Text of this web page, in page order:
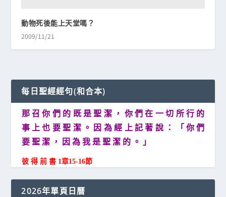
動物死後能上天堂嗎？
2009/11/21
每日聖經經句(和合本)
那 召 你 們 的 既 是 聖 潔 ， 你 們 在 一 切 所 行 的
事 上 也 要 聖 潔 。 因 為 經 上 記 著 說 ： 「 你 們
要 聖 潔 ， 因 為 我 是 聖 潔 的 。 」
彼 得 前 書 1章15-16節
2026年單頁日曆